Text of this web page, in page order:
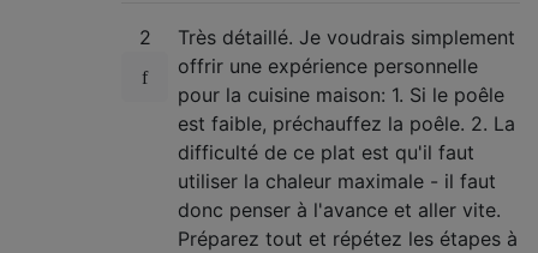
2
Très détaillé. Je voudrais simplement
offrir une expérience personnelle
pour la cuisine maison: 1. Si le poêle
est faible, préchauffez la poêle. 2. La
difficulté de ce plat est qu'il faut
utiliser la chaleur maximale - il faut
donc penser à l'avance et aller vite.
Préparez tout et répétez les étapes à